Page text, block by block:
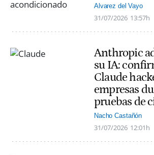
Alvarez del Vayo
31/07/2026 13:57h
Anthropic
su IA:
Claude
empresas
pruebas de
Nacho Castañón
31/07/2026 12:01h